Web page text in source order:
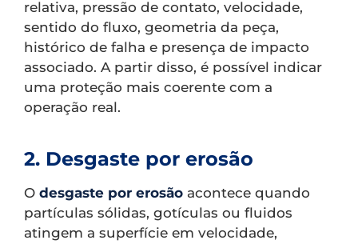
relativa, pressão de contato, velocidade,
sentido do fluxo, geometria da peça,
histórico de falha e presença de impacto
associado. A partir disso, é possível indicar
uma proteção mais coerente com a
operação real.
2. Desgaste por erosão
O desgaste por erosão acontece quando
partículas sólidas, gotículas ou fluidos
atingem a superfície em velocidade,